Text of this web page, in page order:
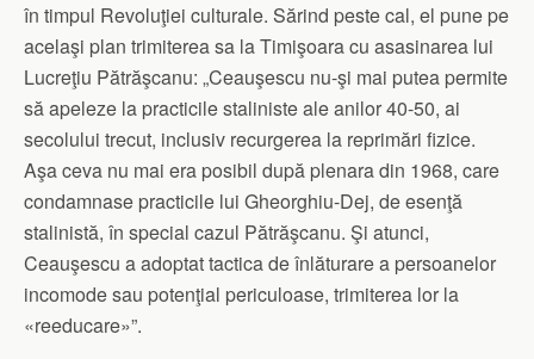
în timpul Revoluţiei culturale. Sărind peste cal, el pune pe
acelaşi plan trimiterea sa la Timişoara cu asasinarea lui
Lucreţiu Pătrăşcanu: „Ceauşescu nu-şi mai putea permite
să apeleze la practicile staliniste ale anilor 40-50, ai
secolului trecut, inclusiv recurgerea la reprimări fizice.
Aşa ceva nu mai era posibil după plenara din 1968, care
condamnase practicile lui Gheorghiu-Dej, de esenţă
stalinistă, în special cazul Pătrăşcanu. Şi atunci,
Ceauşescu a adoptat tactica de înlăturare a persoanelor
incomode sau potenţial periculoase, trimiterea lor la
«reeducare»”.